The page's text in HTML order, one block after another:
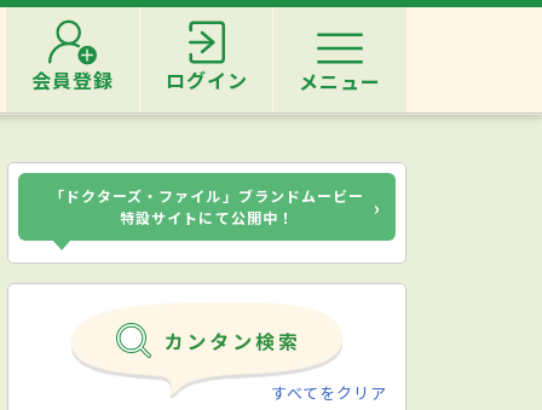
会員登録 ログイン メニュー
「ドクターズ・ファイル」ブランドムービー
特設サイトにて公開中！
›
すべてをクリア